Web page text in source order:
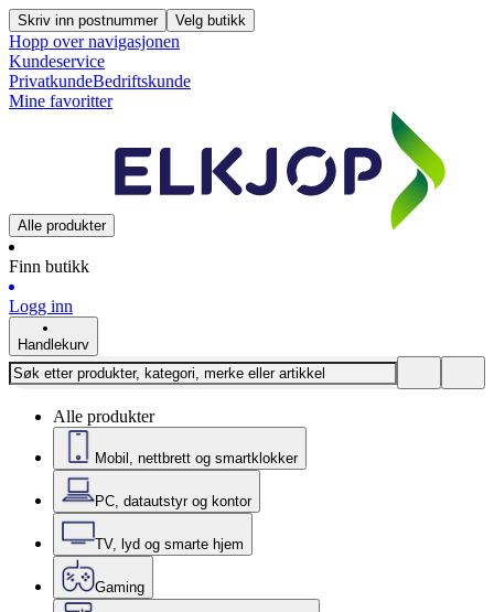
Skriv inn postnummer Velg butikk
Hopp over navigasjonen
Kundeservice
PrivatkundeBedriftskunde
Mine favoritter
Alle produkter
Finn butikk
Logg inn
Handlekurv
Alle produkter
Mobil, nettbrett og smartklokker
PC, datautstyr og kontor
TV, lyd og smarte hjem
Gaming